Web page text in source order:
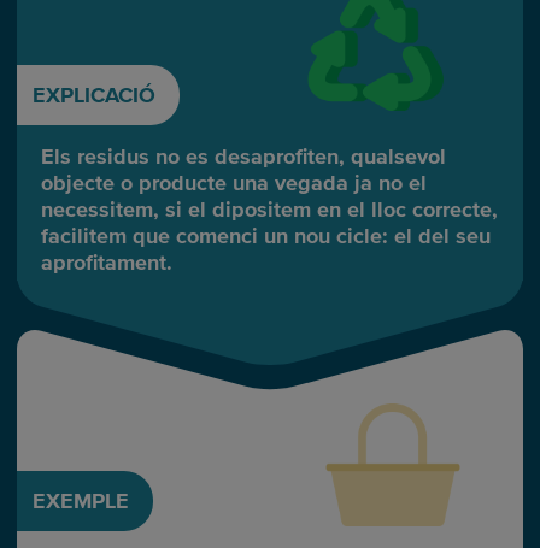
EXPLICACIÓ
Els residus no es desaprofiten, qualsevol
objecte o producte una vegada ja no el
necessitem, si el dipositem en el lloc correcte,
facilitem que comenci un nou cicle: el del seu
aprofitament.
EXEMPLE